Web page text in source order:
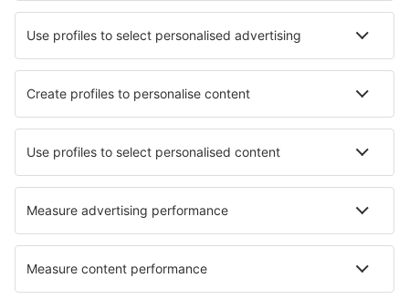
Londra
Manchester Airport (MAN)
Newcastle Intl Airport (NCL)
Newquay Cornwall Airport (NQY)
North Ronaldsay (NRL)
Nottingham Airport (NQT)
Papa Westray (PPW)